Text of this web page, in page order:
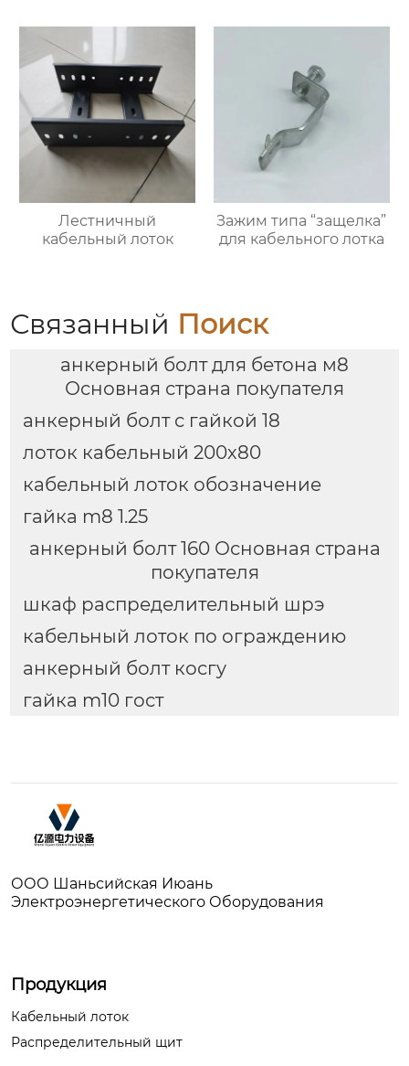
Лестничный
кабельный лоток
Зажим типа “защелка”
для кабельного лотка
Связанный Поиск
анкерный болт для бетона м8
Основная страна покупателя
анкерный болт с гайкой 18
лоток кабельный 200х80
кабельный лоток обозначение
гайка m8 1.25
анкерный болт 160 Основная страна
покупателя
шкаф распределительный шрэ
кабельный лоток по ограждению
анкерный болт косгу
гайка m10 гост
ООО Шаньсийская Июань
Электроэнергетического Оборудования
Продукция
Кабельный лоток
Распределительный щит